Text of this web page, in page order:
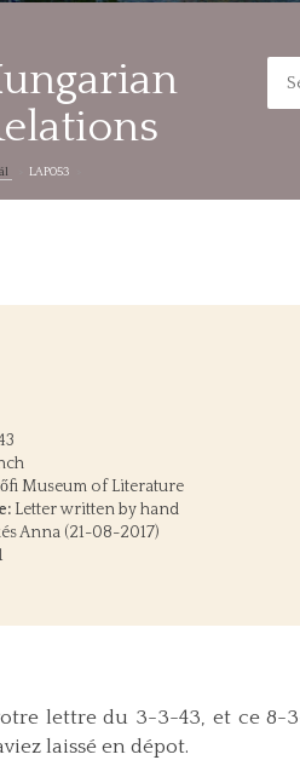
LAP053
Museum of Literature
Letter written by hand
Anna (21-08-2017)
lettre du 3-3-43, et ce 8-
laissé en dépot.